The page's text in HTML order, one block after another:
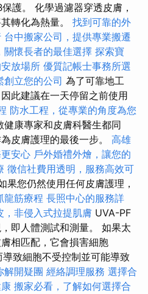
護。 化學過濾器穿透皮膚，
轉化為熱量。 找到可靠的外
台中搬家公司，提供專業搬遷
關懷長者的最佳選擇 探索寶
放場所 優質記帳士事務所選
創立您的公司 為了可靠地工
此建議在一天停留之前使用
防水工程，從專業的角度為您
健康專家和皮膚科醫生都同
皮膚護理的最後一步。 高雄
安心 戶外婚禮外燴，讓您的
徵信社費用透明，服務高效可
果您仍然使用任何皮膚護理，
龍筋療程 長照中心的服務詳
，非侵入式拉提肌膚 UVA-PF
即​​人體測試和測量。 如果太
相匹配，它會損害細胞
致細胞不受控制並可能導致
解開疑團 經絡調理服務 選擇合
搬家必看，了解如何選擇合